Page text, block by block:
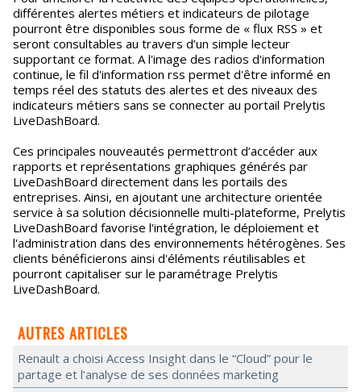
différentes alertes métiers et indicateurs de pilotage
pourront être disponibles sous forme de « flux RSS » et
seront consultables au travers d’un simple lecteur
supportant ce format. A l'image des radios d'information
continue, le fil d'information rss permet d'être informé en
temps réel des statuts des alertes et des niveaux des
indicateurs métiers sans se connecter au portail Prelytis
LiveDashBoard.
Ces principales nouveautés permettront d’accéder aux
rapports et représentations graphiques générés par
LiveDashBoard directement dans les portails des
entreprises. Ainsi, en ajoutant une architecture orientée
service à sa solution décisionnelle multi-plateforme, Prelytis
LiveDashBoard favorise l'intégration, le déploiement et
l'administration dans des environnements hétérogènes. Ses
clients bénéficierons ainsi d'éléments réutilisables et
pourront capitaliser sur le paramétrage Prelytis
LiveDashBoard.
AUTRES ARTICLES
Renault a choisi Access Insight dans le “Cloud” pour le
partage et l’analyse de ses données marketing